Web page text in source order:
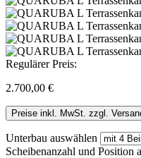
Regulärer Preis:
2.700,00 €
Preise inkl. MwSt. zzgl.
Unterbau auswählen
Scheibenanzahl und Position